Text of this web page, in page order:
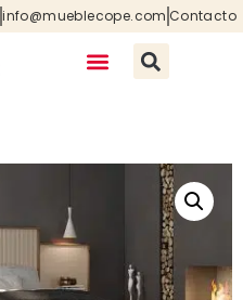
info@mueblecope.com Contacto